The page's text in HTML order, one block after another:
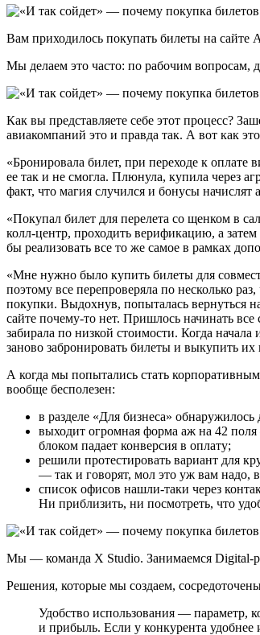
Вам приходилось покупать билеты на сайте
Мы делаем это часто: по рабочим вопросам,
Как вы представляете себе этот процесс?
авиакомпаний это и правда так. А вот как
«Бронировала билет, при переходе к оплате
ее так и не смогла. Плюнула, купила через
факт, что магия случился и бонусы
«Покупал билет для перелета со щенком в
колл-центр, проходить верификацию, а
бы реализовать все то же самое в рамках
«Мне нужно было купить билеты для
поэтому все перепроверяла по несколько
покупки. Выдохнув, попыталась вернуться
сайте почему-то нет. Пришлось начинать
забирала по низкой стоимости. Когда
заново забронировать билеты и выкупить
А когда мы попытались стать
вообще бесполезен:
в разделе «Для бизнеса»
выходит огромная форма аж на 42
блоком падает конверсия в оплату;
решили протестировать вариант для
— так и говорят, мол это уж вам надо,
список офисов нашли-таки через
Ни приблизить, ни посмотреть, что
Мы — команда X Studio. Занимаемся Digital-
Решения, которые мы создаем,
Удобство использования — параметр,
и прибыль. Если у конкурента удобнее